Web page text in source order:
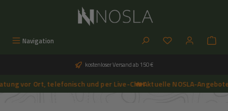
Navigation Du hast 0
kostenloser Versand ab 150 €
vor Ort, telefonisch und per Live-Chat
➔
🔥 Aktuelle NOSLA-Angebote